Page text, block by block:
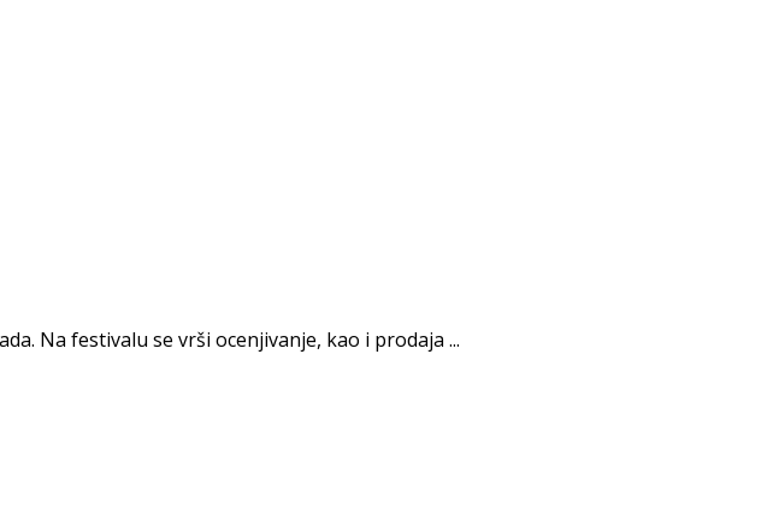
Na festivalu se vrši ocenjivanje, kao i prodaja ...